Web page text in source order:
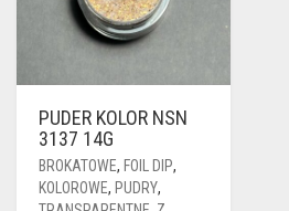
PUDER KOLOR NSN
3137 14G
BROKATOWE, FOIL DIP,
KOLOROWE, PUDRY,